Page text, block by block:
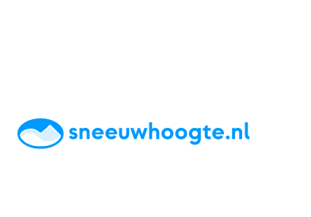
AccommodatiesTipsReviewsLive updatesApp